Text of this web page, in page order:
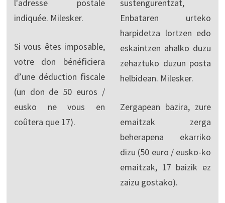
l'adresse postale
indiquée. Milesker.
Si vous êtes imposable,
votre don bénéficiera
d’une déduction fiscale
(un don de 50 euros /
eusko ne vous en
coûtera que 17).
sustengurentzat,
Enbataren urteko
harpidetza lortzen edo
eskaintzen ahalko duzu
zehaztuko duzun posta
helbidean. Milesker.
Zergapean bazira, zure
emaitzak zerga
beherapena ekarriko
dizu (50 euro / eusko-ko
emaitzak, 17 baizik ez
zaizu gostako).